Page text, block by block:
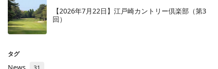
【2026年7月22日】江戸崎カントリー倶楽部（第3
回）
タグ